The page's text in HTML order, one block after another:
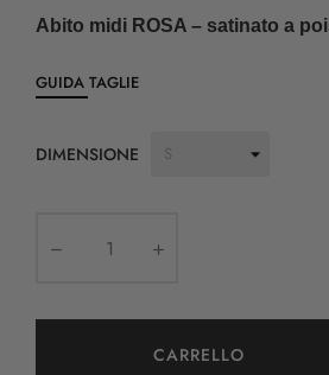
Abito midi ROSA – satinato a
GUIDA TAGLIE
DIMENSIONE
CARRELLO